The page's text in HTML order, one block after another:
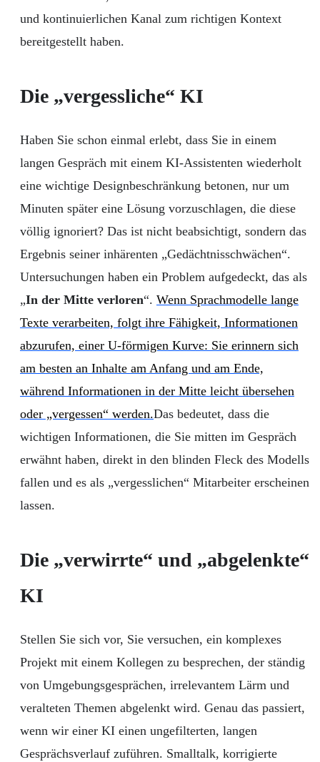
und kontinuierlichen Kanal zum richtigen Kontext
bereitgestellt haben.
Die „vergessliche“ KI
Haben Sie schon einmal erlebt, dass Sie in einem
langen Gespräch mit einem KI-Assistenten wiederholt
eine wichtige Designbeschränkung betonen, nur um
Minuten später eine Lösung vorzuschlagen, die diese
völlig ignoriert? Das ist nicht beabsichtigt, sondern das
Ergebnis seiner inhärenten „Gedächtnisschwächen“.
Untersuchungen haben ein Problem aufgedeckt, das als
„In der Mitte verloren“. Wenn Sprachmodelle lange
Texte verarbeiten, folgt ihre Fähigkeit, Informationen
abzurufen, einer U-förmigen Kurve: Sie erinnern sich
am besten an Inhalte am Anfang und am Ende,
während Informationen in der Mitte leicht übersehen
oder „vergessen“ werden.Das bedeutet, dass die
wichtigen Informationen, die Sie mitten im Gespräch
erwähnt haben, direkt in den blinden Fleck des Modells
fallen und es als „vergesslichen“ Mitarbeiter erscheinen
lassen.
Die „verwirrte“ und „abgelenkte“
KI
Stellen Sie sich vor, Sie versuchen, ein komplexes
Projekt mit einem Kollegen zu besprechen, der ständig
von Umgebungsgesprächen, irrelevantem Lärm und
veralteten Themen abgelenkt wird. Genau das passiert,
wenn wir einer KI einen ungefilterten, langen
Gesprächsverlauf zuführen. Smalltalk, korrigierte